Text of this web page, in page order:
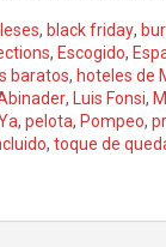
, black friday,
, Escogido,
baratos, hoteles de
Abinader, Luis Fonsi,
, pelota, Pompeo,
, toque de